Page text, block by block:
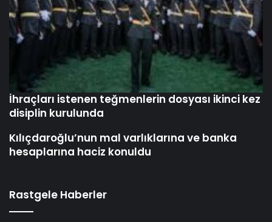
İhraçları istenen teğmenlerin dosyası ikinci kez
disiplin kurulunda
Kılıçdaroğlu’nun mal varlıklarına ve banka
hesaplarına haciz konuldu
Rastgele Haberler